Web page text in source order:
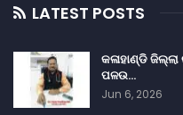
LATEST POSTS
କଳାହାଣ୍ଡି
ପଳଉ…
Jun 6, 2026